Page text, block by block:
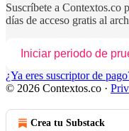
Suscríbete a Contextos.co
días de acceso gratis al
Iniciar periodo de
¿Ya eres suscriptor de
© 2026 Contextos.co ·
Crea tu Substack